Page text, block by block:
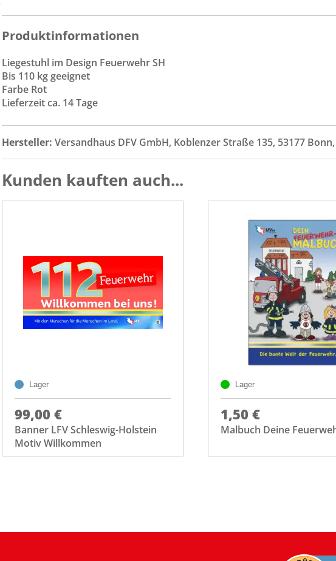
Produktinformationen
Liegestuhl im Design Feuerwehr SH
Bis 110 kg geeignet
Farbe Rot
Lieferzeit ca. 14 Tage
Hersteller: Versandhaus DFV GmbH, Koblenzer Straße 135, 53177
Kunden kauften auch...
Lager
99,00 €
Banner LFV Schleswig-Holstein
Motiv Willkommen
Lager
1,50 €
Malbuch Deine